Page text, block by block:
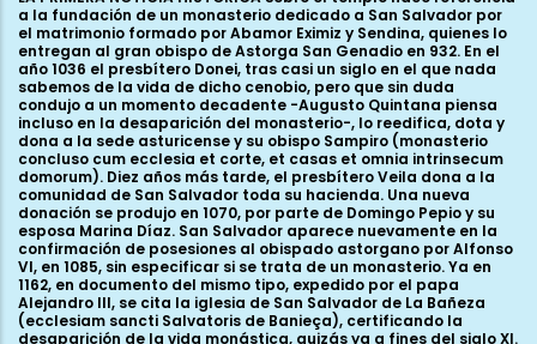
a la fundación de un monasterio dedicado a San Salvador por
el matrimonio formado por Abamor Eximiz y Sendina, quienes lo
entregan al gran obispo de Astorga San Genadio en 932. En el
año 1036 el presbítero Donei, tras casi un siglo en el que nada
sabemos de la vida de dicho cenobio, pero que sin duda
condujo a un momento decadente -Augusto Quintana piensa
incluso en la desaparición del monasterio-, lo reedifica, dota y
dona a la sede asturicense y su obispo Sampiro (monasterio
concluso cum ecclesia et corte, et casas et omnia intrinsecum
domorum). Diez años más tarde, el presbítero Veila dona a la
comunidad de San Salvador toda su hacienda. Una nueva
donación se produjo en 1070, por parte de Domingo Pepio y su
esposa Marina Díaz. San Salvador aparece nuevamente en la
confirmación de posesiones al obispado astorgano por Alfonso
VI, en 1085, sin especificar si se trata de un monasterio. Ya en
1162, en documento del mismo tipo, expedido por el papa
Alejandro III, se cita la iglesia de San Salvador de La Bañeza
(ecclesiam sancti Salvatoris de Banieça), certificando la
desaparición de la vida monástica, quizás ya a fines del siglo XI.